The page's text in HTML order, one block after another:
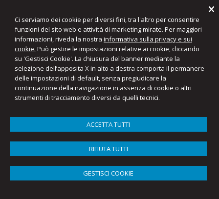
Ci serviamo dei cookie per diversi fini, tra l'altro per consentire
funzioni del sito web e attività di marketing mirate. Per maggiori
informazioni, riveda la nostra informativa sulla privacy e sui
cookie. Può gestire le impostazioni relative ai cookie, cliccando
su 'Gestisci Cookie'. La chiusura del banner mediante la
selezione dell’apposita X in alto a destra comporta il permanere
delle impostazioni di default, senza pregiudicare la
continuazione della navigazione in assenza di cookie o altri
strumenti di tracciamento diversi da quelli tecnici.
ACCETTA TUTTI
RIFIUTA TUTTI
GESTISCI COOKIE
Favaro & Partners
Commercialisti e Consulenti del Lavoro
(Privacy)
Il nostro team è a disposizione per offrirvi il supporto necessario,
documentale e informatico, per adempiere a tutte le richieste previste
dalla normativa privacy europea (GDPR - Regolamento Europeo
Privacy UE/2016/679, applicabile dal 25 maggio 2018), comprese la
verifica di conformità del sistema informatico e la formazione.